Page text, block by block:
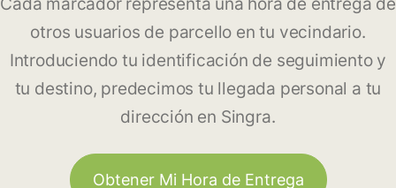
Cada marcador representa una hora de entrega de
otros usuarios de parcello en tu vecindario.
Introduciendo tu identificación de seguimiento y
tu destino, predecimos tu llegada personal a tu
dirección en Singra.
Obtener Mi Hora de Entrega